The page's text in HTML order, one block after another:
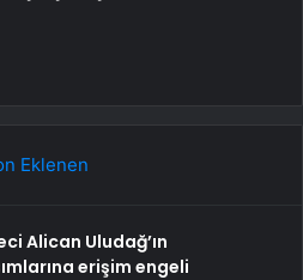
Eklenen
Alican Uludağ’ın
erişim engeli